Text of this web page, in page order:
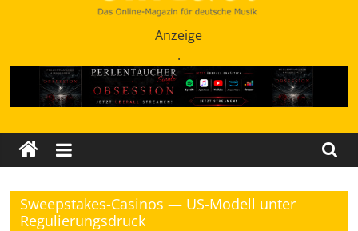
SchlagerMAGazinOnline
Anzeige
.
Sweepstakes-Casinos — US-Modell unter
Regulierungsdruck